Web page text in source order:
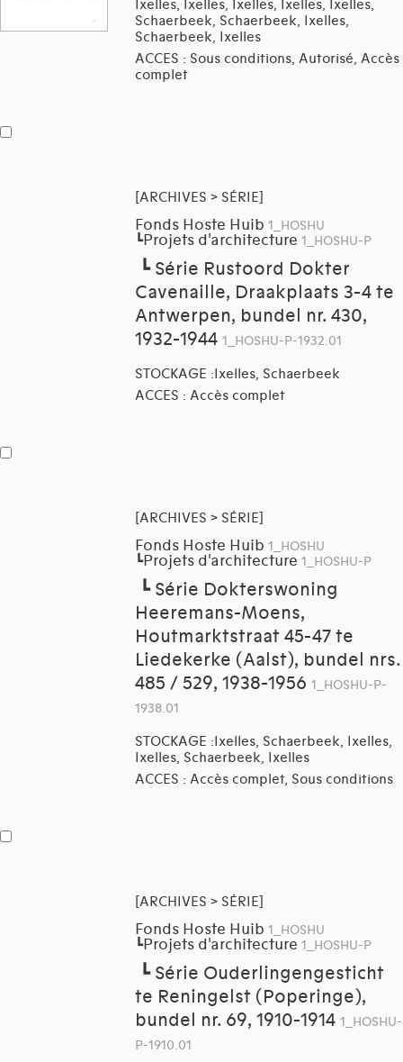
Ixelles, Ixelles, Ixelles, Ixelles, Ixelles,
Schaerbeek, Schaerbeek, Ixelles,
Schaerbeek, Ixelles
ACCES : Sous conditions, Autorisé, Accès
complet
[ARCHIVES > SÉRIE]
Fonds Hoste Huib 1_HOSHU
┗Projets d'architecture 1_HOSHU-P
┗ Série Rustoord Dokter
Cavenaille, Draakplaats 3-4 te
Antwerpen, bundel nr. 430,
1932-1944 1_HOSHU-P-1932.01
STOCKAGE :Ixelles, Schaerbeek
ACCES : Accès complet
[ARCHIVES > SÉRIE]
Fonds Hoste Huib 1_HOSHU
┗Projets d'architecture 1_HOSHU-P
┗ Série Dokterswoning
Heeremans-Moens,
Houtmarktstraat 45-47 te
Liedekerke (Aalst), bundel nrs.
485 / 529, 1938-1956 1_HOSHU-P-
1938.01
STOCKAGE :Ixelles, Schaerbeek, Ixelles,
Ixelles, Schaerbeek, Ixelles
ACCES : Accès complet, Sous conditions
[ARCHIVES > SÉRIE]
Fonds Hoste Huib 1_HOSHU
┗Projets d'architecture 1_HOSHU-P
┗ Série Ouderlingengesticht
te Reningelst (Poperinge),
bundel nr. 69, 1910-1914 1_HOSHU-
P-1910.01